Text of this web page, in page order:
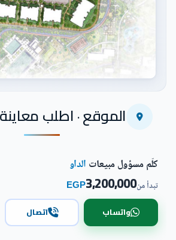
اضغط للتكبيرالموقع · اطلب
كلّم مسؤول مبيعات الداو
تبدأ من3,200,000
EGP
واتساب اتصال